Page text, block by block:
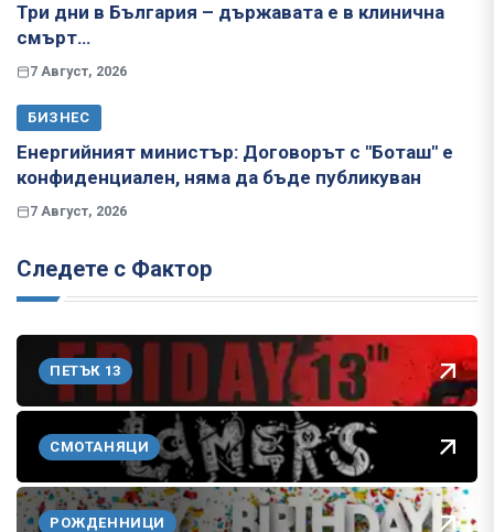
Три дни в България – държавата е в клинична
смърт…
7 Август, 2026
БИЗНЕС
Енергийният министър: Договорът с "Боташ" е
конфиденциален, няма да бъде публикуван
7 Август, 2026
Следете с Фактор
ПЕТЪК 13
СМОТАНЯЦИ
РОЖДЕННИЦИ